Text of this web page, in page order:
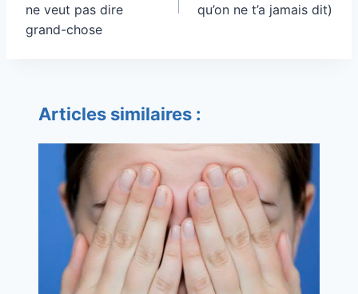
ne veut pas dire
grand-chose
qu’on ne t’a jamais dit)
Articles similaires :